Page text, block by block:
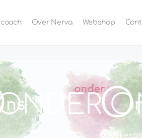
Over Nerva Webshop